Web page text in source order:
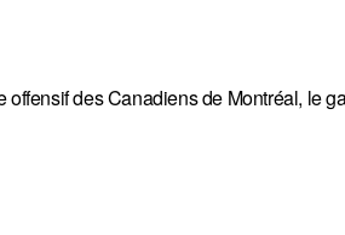
offensif des Canadiens de Montréal, le